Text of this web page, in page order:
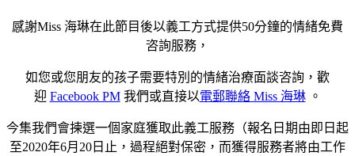
感謝Miss 海琳在此節目後以義工方式提供50分鐘的情緒免費
咨詢服務，
如您或您朋友的孩子需要特別的情緒治療面談咨詢，歡
迎 Facebook PM我們或直接以電郵聯絡 Miss 海琳。
今集我們會揀選一個家庭獲取此義工服務（報名日期由即日起
至2020年6月20日止，過程絕對保密，而獲得服務者將由工作